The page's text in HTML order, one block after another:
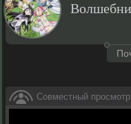
Совместный просмотр